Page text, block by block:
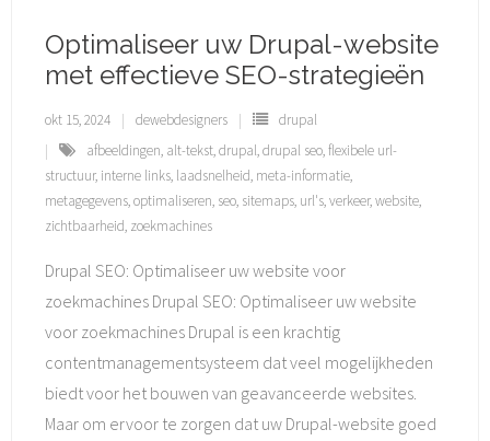
Optimaliseer uw Drupal-website
met effectieve SEO-strategieën
okt 15, 2024 dewebdesigners
drupal
afbeeldingen, alt-tekst,drupal,drupal seo,flexibele url-
structuur, interne links, laadsnelheid, meta-informatie,
metagegevens,optimaliseren, seo, sitemaps, url's,verkeer,website,
zichtbaarheid, zoekmachines
Drupal SEO: Optimaliseer uw website voor
zoekmachines Drupal SEO: Optimaliseer uw website
voor zoekmachines Drupal is een krachtig
contentmanagementsysteem dat veel mogelijkheden
biedt voor het bouwen van geavanceerde websites.
Maar om ervoor te zorgen dat uw Drupal-website goed